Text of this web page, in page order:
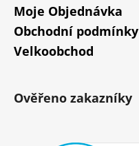
Moje Objednávka
Obchodní podmínky
Velkoobchod
Ověřeno zakazníky